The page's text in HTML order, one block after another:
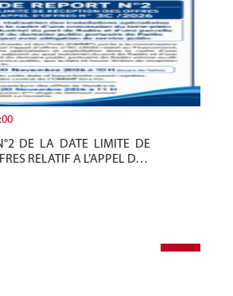
DE LA DATE LIMITE DE
RELATIF A L’APPEL D…